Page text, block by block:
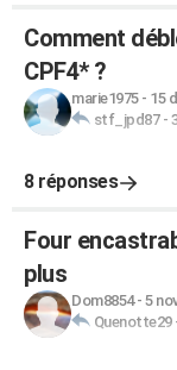
Comment
CPF4* ?
marie1975- 15
stf_jpd87-
8 réponses
Four
plus
Dom8854- 5
Quenotte29